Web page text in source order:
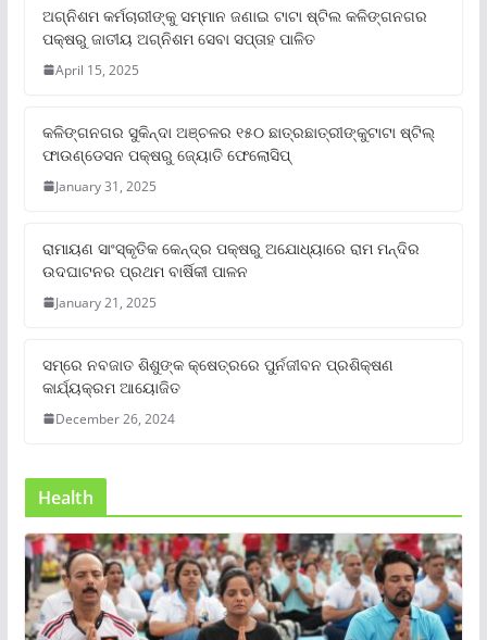
ଅଗ୍ନିଶମ କର୍ମଚାରୀଙ୍କୁ ସମ୍ମାନ ଜଣାଇ ଟାଟା ଷ୍ଟିଲ କଳିଙ୍ଗନଗର
ପକ୍ଷରୁ ଜାତୀୟ ଅଗ୍ନିଶମ ସେବା ସପ୍ତାହ ପାଳିତ
April 15, 2025
କଳିଙ୍ଗନଗର ସୁକିନ୍ଦା ଅଞ୍ଚଳର ୧୫୦ ଛାତ୍ରଛାତ୍ରୀଙ୍କୁଟାଟା ଷ୍ଟିଲ୍
ଫାଉଣ୍ଡେସନ ପକ୍ଷରୁ ଜ୍ୟୋତି ଫେଲୋସିପ୍‌
January 31, 2025
ରାମାୟଣ ସାଂସ୍କୃତିକ କେନ୍ଦ୍ର ପକ୍ଷରୁ ଅଯୋଧ୍ୟାରେ ରାମ ମନ୍ଦିର
ଉଦଘାଟନର ପ୍ରଥମ ବାର୍ଷିକୀ ପାଳନ
January 21, 2025
ସମ୍‌ରେ ନବଜାତ ଶିଶୁଙ୍କ କ୍ଷେତ୍ରରେ ପୁର୍ନଜୀବନ ପ୍ରଶିକ୍ଷଣ
କାର୍ଯ୍ୟକ୍ରମ ଆୟୋଜିତ
December 26, 2024
Health